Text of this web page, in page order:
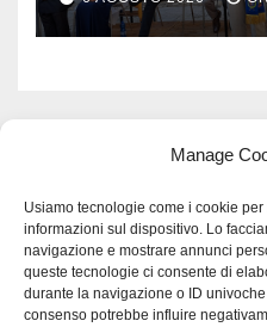
Manage
Usiamo tecnologie come i cookie
informazioni sul dispositivo. Lo
navigazione e mostrare annunci
queste tecnologie ci consente di
durante la navigazione o ID
consenso potrebbe influire